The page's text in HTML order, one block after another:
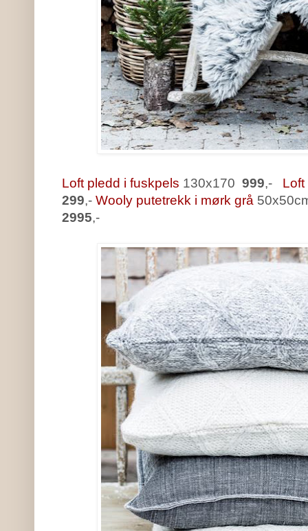
Loft pledd i fuskpels 130x170 999,-
299,- Wooly putetrekk i mørk grå
2995,-